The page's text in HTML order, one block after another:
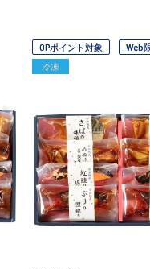
OPポイント対象
Web
冷凍